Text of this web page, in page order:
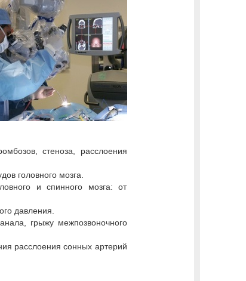
стеноза, расслоения
головного мозга.
и спинного мозга: от
давления.
грыжу межпозвоночного
расслоения сонных артерий